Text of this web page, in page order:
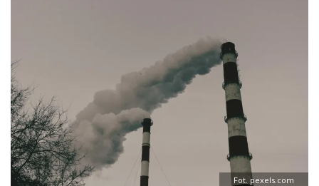
Fot. pexels.com